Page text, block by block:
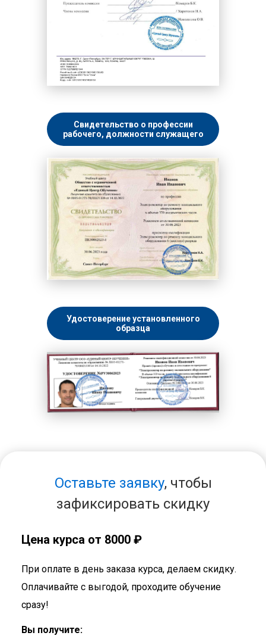
Свидетельство о профессии
рабочего, должности служащего
Удостоверение установленного
образца
Оставьте заявку, чтобы
зафиксировать скидку
Цена курса от 8000 ₽
При оплате в день заказа курса, делаем скидку.
Оплачивайте с выгодой, проходите обучение
сразу!
Вы получите: